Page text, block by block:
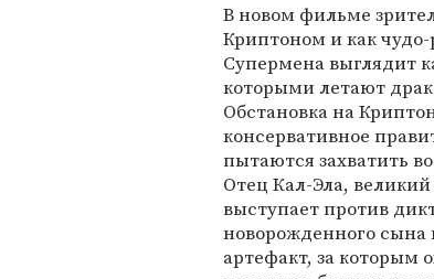
В новом фильме
Криптоном и как
Супермена выглядит
которыми летают
Обстановка на
консервативное
пытаются захватить
Отец Кал-Эла,
выступает против
новорожденного сына
артефакт, за которым